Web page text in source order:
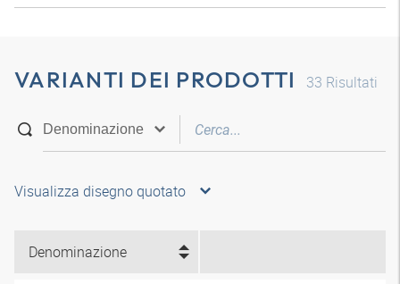
VARIANTI DEI PRODOTTI 33 Risultati
Visualizza disegno quotato
Denominazione